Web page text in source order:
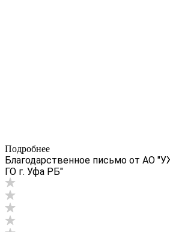
Подробнее
Благодарственное письмо от АО
ГО г. Уфа РБ"